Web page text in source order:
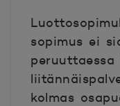
sopimus ei
kolmas